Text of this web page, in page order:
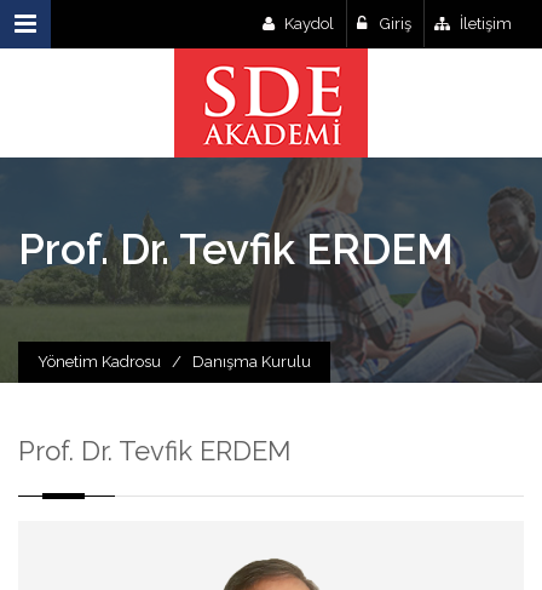
Kaydol Giriş İletişim
Prof. Dr. Tevfik ERDEM
Yönetim Kadrosu / Danışma Kurulu
Prof. Dr. Tevfik ERDEM